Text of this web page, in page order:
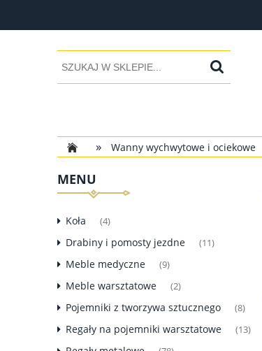
»
Wanny wychwytowe i ociekowe
MENU
Koła (4)
Drabiny i pomosty jezdne (11)
Meble medyczne (9)
Meble warsztatowe (2)
Pojemniki z tworzywa sztucznego (8)
Regały na pojemniki warsztatowe (13)